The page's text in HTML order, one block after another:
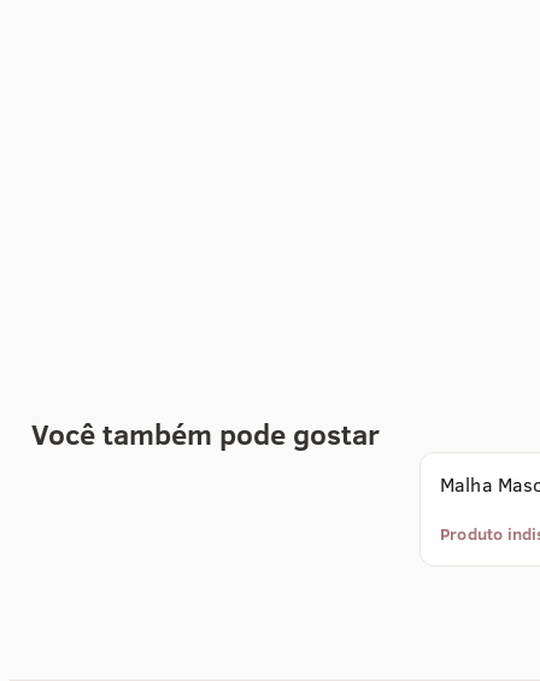
Você também pode gostar
Produto